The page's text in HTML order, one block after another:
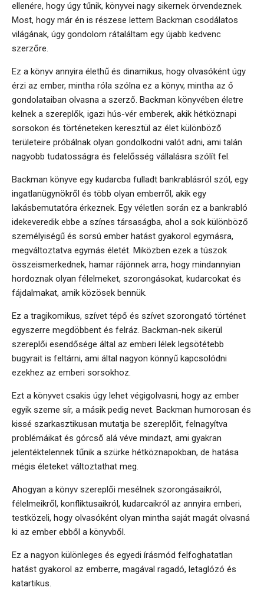
ellenére, hogy úgy tűnik, könyvei nagy sikernek örvendeznek.
Most, hogy már én is részese lettem Backman csodálatos
világának, úgy gondolom rátaláltam egy újabb kedvenc
szerzőre.
Ez a könyv annyira élethű és dinamikus, hogy olvasóként úgy
érzi az ember, mintha róla szólna ez a könyv, mintha az ő
gondolataiban olvasna a szerző. Backman könyvében életre
kelnek a szereplők, igazi hús-vér emberek, akik hétköznapi
sorsokon és történeteken keresztül az élet különböző
területeire próbálnak olyan gondolkodni valót adni, ami talán
nagyobb tudatosságra és felelősség vállalásra szólít fel.
Backman könyve egy kudarcba fulladt bankrablásról szól, egy
ingatlanügynökről és több olyan emberről, akik egy
lakásbemutatóra érkeznek. Egy véletlen során ez a bankrabló
idekeveredik ebbe a színes társaságba, ahol a sok különböző
személyiségű és sorsú ember hatást gyakorol egymásra,
megváltoztatva egymás életét. Miközben ezek a túszok
összeismerkednek, hamar rájönnek arra, hogy mindannyian
hordoznak olyan félelmeket, szorongásokat, kudarcokat és
fájdalmakat, amik közösek bennük.
Ez a tragikomikus, szívet tépő és szívet szorongató történet
egyszerre megdöbbent és felráz. Backman-nek sikerül
szereplői esendősége által az emberi lélek legsötétebb
bugyrait is feltárni, ami által nagyon könnyű kapcsolódni
ezekhez az emberi sorsokhoz.
Ezt a könyvet csakis úgy lehet végigolvasni, hogy az ember
egyik szeme sír, a másik pedig nevet. Backman humorosan és
kissé szarkasztikusan mutatja be szereplőit, felnagyítva
problémáikat és górcső alá véve mindazt, ami gyakran
jelentéktelennek tűnik a szürke hétköznapokban, de hatása
mégis életeket változtathat meg.
Ahogyan a könyv szereplői mesélnek szorongásaikról,
félelmeikről, konfliktusaikról, kudarcaikról az annyira emberi,
testközeli, hogy olvasóként olyan mintha saját magát olvasná
ki az ember ebből a könyvből.
Ez a nagyon különleges és egyedi írásmód felfoghatatlan
hatást gyakorol az emberre, magával ragadó, letaglózó és
katartikus.